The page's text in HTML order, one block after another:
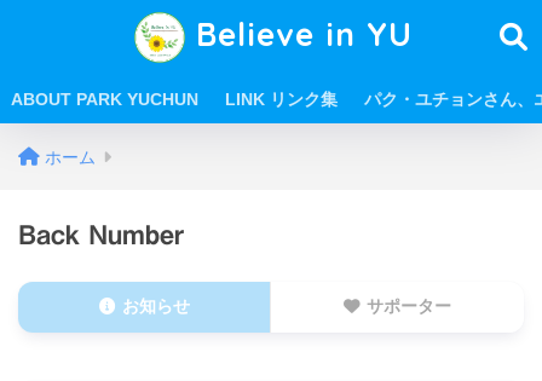
Believe in YU
ABOUT PARK YUCHUN LINK リンク集 パク・ユチョンさん、
ホーム
Back Number
お知らせ サポーター